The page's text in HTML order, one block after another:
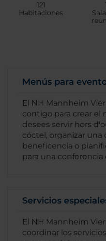
121
Habitaciones
Menús para
El NH Mannheim
contigo para crear el
desees servir hors
cóctel, organizar una
beneficencia o
para una conferencia
Servicios
El NH Mannheim
coordinar los